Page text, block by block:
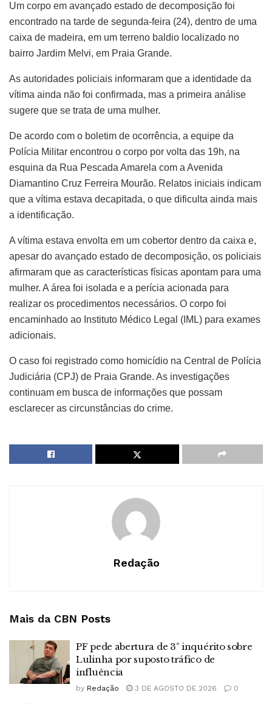
Um corpo em avançado estado de decomposição foi
encontrado na tarde de segunda-feira (24), dentro de uma
caixa de madeira, em um terreno baldio localizado no
bairro Jardim Melvi, em Praia Grande.
As autoridades policiais informaram que a identidade da
vítima ainda não foi confirmada, mas a primeira análise
sugere que se trata de uma mulher.
De acordo com o boletim de ocorrência, a equipe da
Polícia Militar encontrou o corpo por volta das 19h, na
esquina da Rua Pescada Amarela com a Avenida
Diamantino Cruz Ferreira Mourão. Relatos iniciais indicam
que a vítima estava decapitada, o que dificulta ainda mais
a identificação.
A vítima estava envolta em um cobertor dentro da caixa e,
apesar do avançado estado de decomposição, os policiais
afirmaram que as características físicas apontam para uma
mulher. A área foi isolada e a perícia acionada para
realizar os procedimentos necessários. O corpo foi
encaminhado ao Instituto Médico Legal (IML) para exames
adicionais.
O caso foi registrado como homicídio na Central de Polícia
Judiciária (CPJ) de Praia Grande. As investigações
continuam em busca de informações que possam
esclarecer as circunstâncias do crime.
Redação
Mais da CBN Posts
PF pede abertura de 3º inquérito sobre
Lulinha por suposto tráfico de
influência
by Redação 3 DE AGOSTO DE 2026 0